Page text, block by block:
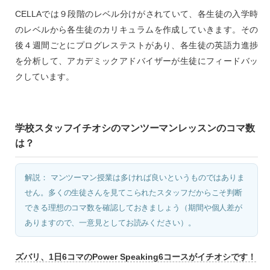
CELLAでは９段階のレベル分けがされていて、各生徒の入学時
のレベルから各生徒のカリキュラムを作成していきます。その
後４週間ごとにプログレステストがあり、各生徒の英語力進捗
を分析して、アカデミックアドバイザーが生徒にフィードバッ
クしています。
学校スタッフイチオシのマンツーマンレッスンのコマ数
は？
解説： マンツーマン授業は多ければ良いというものではありま
せん。多くの生徒さんを見てこられたスタッフだからこそ判断
できる理想のコマ数を確認しておきましょう（期間や個人差が
ありますので、一意見としてお読みください）。
ズバリ、1日6コマのPower Speaking6コースがイチオシです！